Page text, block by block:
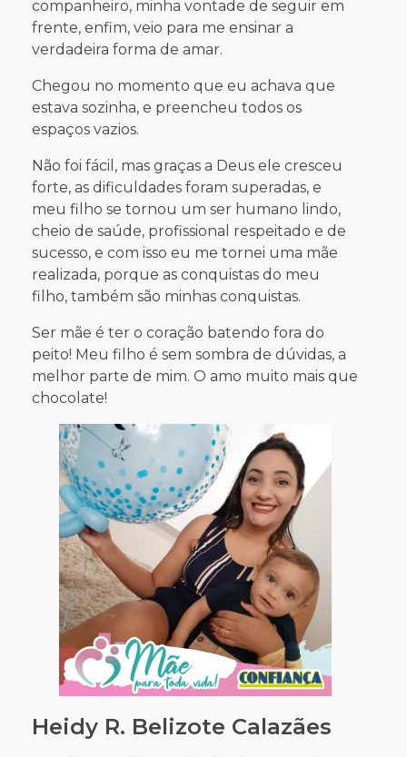
companheiro, minha vontade de seguir em
frente, enfim, veio para me ensinar a
verdadeira forma de amar.
Chegou no momento que eu achava que
estava sozinha, e preencheu todos os
espaços vazios.
Não foi fácil, mas graças a Deus ele cresceu
forte, as dificuldades foram superadas, e
meu filho se tornou um ser humano lindo,
cheio de saúde, profissional respeitado e de
sucesso, e com isso eu me tornei uma mãe
realizada, porque as conquistas do meu
filho, também são minhas conquistas.
Ser mãe é ter o coração batendo fora do
peito! Meu filho é sem sombra de dúvidas, a
melhor parte de mim. O amo muito mais que
chocolate!
Heidy R. Belizote Calazães